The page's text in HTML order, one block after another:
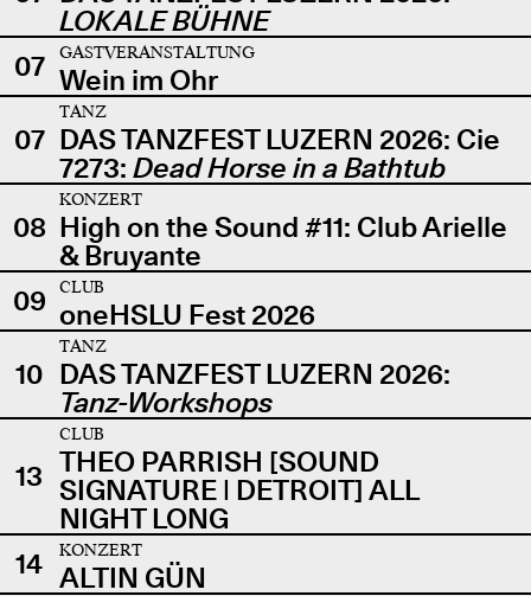
LOKALE BÜHNE
07
GASTVERANSTALTUNG
Wein im Ohr
07
TANZ
DAS TANZFEST LUZERN 2026: Cie
7273: Dead Horse in a Bathtub
08
KONZERT
High on the Sound #11: Club Arielle
& Bruyante
09
CLUB
oneHSLU Fest 2026
10
TANZ
DAS TANZFEST LUZERN 2026:
Tanz-Workshops
13
CLUB
THEO PARRISH [SOUND
SIGNATURE | DETROIT] ALL
NIGHT LONG
14
KONZERT
ALTIN GÜN